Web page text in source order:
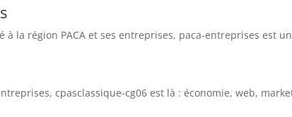
à la région PACA et ses entreprises, paca-entreprises est
cpasclassique-cg06 est là : économie, web,